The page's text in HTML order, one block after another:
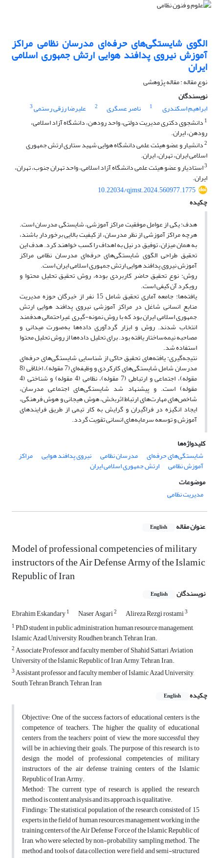
الگوی شایستگی‌های حرفه‌ای مدرسان نظامی مراکز
آموزش نیروی پدافند هوایی ارتش جمهوری اسلامی
ایران
نوع مقاله : مقاله پژوهشی
نویسندگان
ابراهیم اسکندری
1 ناصر عسگری 2 علیرضا رزقی رستمی3
1 دانشجوی دکتری مدیریت دولتی، واحد رودهن، دانشگاه آزاد اسلامی،
رودهن، ایران.
2دانشیار و عضو هیئت علمی دانشگاه هوایی شهید ستاری ارتش جمهوری
اسلامی ایران، تهران، ایران.
3استادیار و عضو هیئت علمی دانشگاه آزاد اسلامی، واحد تهران جنوب، تهران،
ایران.
10.22034/qjmst.2024.560977.1775
چکیده
هدف: یکی از عوامل موفقیت مراکز آموزشی، شایستگی مدرسان است.
هرچه مراکز آموزشی از نظر مدرسان، از کیفیت بالایی برخوردار باشند،
به همان میزان، توفیق در نیل به اهداف را کسب خواهند کرد. هدف این
تحقیق طراحی الگوی شایستگی‌های حرفه‌ای مدرسان نظامی مراکز
آموزش نیروی پدافند هوایی ارتش جمهوری اسلامی ایران است.
روش: نوع تحقیق حاضر کاربردی بوده، روش تحقیق تحلیل محتوا و
رویکرد آن کیفی است.
یافته‌ها: جامعه آماری تحقیق شامل 15 نفر از خبرگان حوزه مدیریت
منابع انسانی شاغل در مراکز آموزشی نیروی پدافند هوایی ارتش
جمهوری اسلامی ایران بود که با روش نمونه-گیری غیر‌احتمالی هدفمند
انتخاب شدند. روش و ابزار گردآوری داده‌ها به‌صورت میدانی و
مصاحبه نیمه‌ساختار یافته بود. برای تحلیل داده‌ها از روش تحلیل محتوا
استفاده شد.
نتیجه‌گیری: یافته‌های تحقیق حاکی از شناسایی شایستگی‌های حرفه‌ای
مدرسان شامل شایستگی‌های کارکردی و وظیفه‌ای (7 مقوله)، اخلاقی (8
مقوله)، اجتماعی و ارتباطی (7 مقوله)، نظامی (4 مقوله) و شناختی (4
مقوله) است. و پیشنهاد شد شایستگی‌های اجتماعی مدرسان،
شاخص‌های مهارت‌های ارتباط اثربخش، هوش هیجانی و هوش فرهنگی،
ایجاد انگیزه در فراگیران و گرایش به کار تیمی از طریق فرایندهای
آموزش و توسعه سرمایه‌های انسانی تقویت گردد.
کلیدواژه‌ها
شایستگی‌های حرفه‌ای
مدرسان نظامی نیروی پدافند هوایی مراکز
آموزش نظامی
ارتش جمهوری اسلامی ایران
موضوعات
مدیریت نظامی
عنوان مقاله English
Model of professional competencies of military
instructors of the Air Defense Army of the Islamic
Republic of Iran
نویسندگان English
Ebrahim Eskandary1 Naser Asgari2 Alireza Rezgi rostami3
1PhD student in public administration, human resource management,
Islamic Azad University, Roudhen branch, Tehran, Iran.
2Associate Professor and faculty member of Shahid Sattari Aviation
University of the Islamic Republic of Iran Army, Tehran, Iran.
3Assistant professor and faculty member of Islamic Azad University,
South Tehran Branch, Tehran, Iran
چکیده
English
Objective: One of the success factors of educational centers is the
competence of teachers. The higher the quality of educational
centers from the teachers' point of view, the more successful they
will be in achieving their goals. The purpose of this research is to
design the model of professional competencies of military
instructors of the air defense training centers of the Islamic
Republic of Iran Army.
Method: The current type of research is applied, the research
method is content analysis and its approach is qualitative.
Findings: The statistical population of the research consisted of 15
experts in the field of human resources management working in the
training centers of the Air Defense Force of the Islamic Republic of
Iran, who were selected by non-probability sampling method. The
method and tools of data collection were field and semi-structured